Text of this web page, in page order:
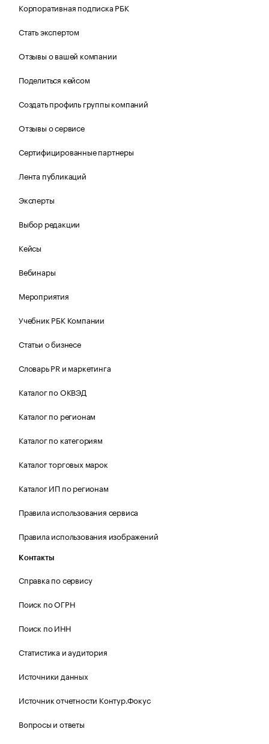
Корпоративная подписка РБК
Стать экспертом
Отзывы о вашей компании
Поделиться кейсом
Создать профиль группы компаний
Отзывы о сервисе
Сертифицированные партнеры
Лента публикаций
Эксперты
Выбор редакции
Кейсы
Вебинары
Мероприятия
Учебник РБК Компании
Статьи о бизнесе
Словарь PR и маркетинга
Каталог по ОКВЭД
Каталог по регионам
Каталог по категориям
Каталог торговых марок
Каталог ИП по регионам
Правила использования сервиса
Правила использования изображений
Контакты
Справка по сервису
Поиск по ОГРН
Поиск по ИНН
Статистика и аудитория
Источники данных
Источник отчетности Контур.Фокус
Вопросы и ответы